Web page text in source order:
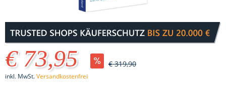
€ 73,95 € 319,90
inkl. MwSt.Versandkostenfrei